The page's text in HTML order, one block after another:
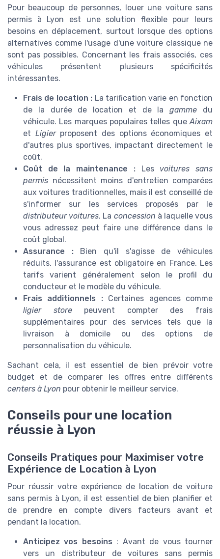
Pour beaucoup de personnes, louer une voiture sans
permis à Lyon est une solution flexible pour leurs
besoins en déplacement, surtout lorsque des options
alternatives comme l'usage d'une voiture classique ne
sont pas possibles. Concernant les frais associés, ces
véhicules présentent plusieurs spécificités
intéressantes.
Frais de location : La tarification varie en fonction
de la durée de location et de lagamme du
véhicule. Les marques populaires telles queAixam
et Ligierproposent des options économiques et
d'autres plus sportives, impactant directement le
coût.
Coût de la maintenance :Les voitures sans
permis nécessitent moins d'entretien comparées
aux voitures traditionnelles, mais il est conseillé de
s'informer sur les services proposés par le
distributeur voitures. La concession à laquelle vous
vous adressez peut faire une différence dans le
coût global.
Assurance :Bien qu'il s'agisse de véhicules
réduits, l'assurance est obligatoire en France. Les
tarifs varient généralement selon le profil du
conducteur et le modèle du véhicule.
Frais additionnels :Certaines agences comme
ligier storepeuvent compter des frais
supplémentaires pour des services tels que la
livraison à domicile ou des options de
personnalisation du véhicule.
Sachant cela, il est essentiel de bien prévoir votre
budget et de comparer les offres entre différents
centers à Lyon pour obtenir le meilleur service.
Conseils pour une location
réussie à Lyon
Conseils Pratiques pour Maximiser votre
Expérience de Location à Lyon
Pour réussir votre expérience de location de voiture
sans permis à Lyon, il est essentiel de bien planifier et
de prendre en compte divers facteurs avant et
pendant la location.
Anticipez vos besoins : Avant de vous tourner
vers un distributeur de voitures sans permis